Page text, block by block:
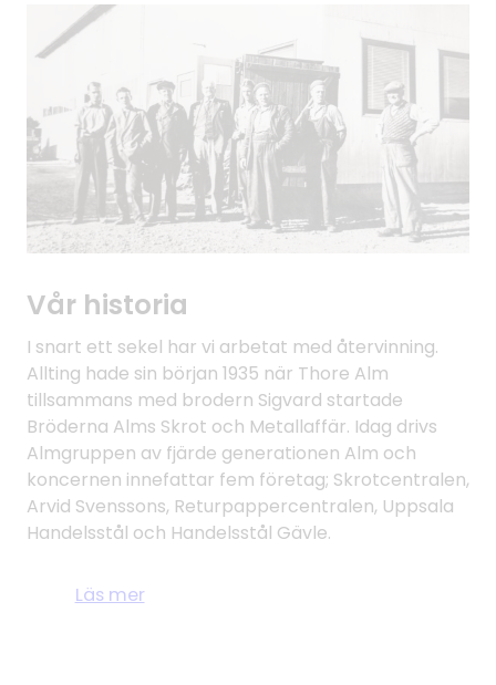
Vår historia
I snart ett sekel har vi arbetat med återvinning.
Allting hade sin början 1935 när Thore Alm
tillsammans med brodern Sigvard startade
Bröderna Alms Skrot och Metallaffär. Idag drivs
Almgruppen av fjärde generationen Alm och
koncernen innefattar fem företag; Skrotcentralen,
Arvid Svenssons, Returpappercentralen, Uppsala
Handelsstål och Handelsstål Gävle.
Läs mer